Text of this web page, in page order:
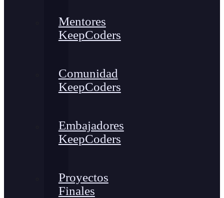
Mentores
KeepCoders
Comunidad
KeepCoders
Embajadores
KeepCoders
Proyectos
Finales